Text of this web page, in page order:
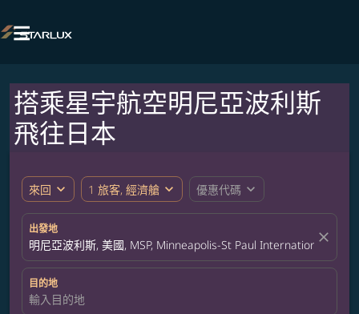

搭乘星宇航空明尼亞波利斯
飛往日本
來回 expand_more 1 旅客, 經濟艙 expand_more 優惠代碼 expand_more
出發地
明尼亞波利斯, 美國, MSP, Minneapolis-St Paul International
close
目的地
輸入目的地